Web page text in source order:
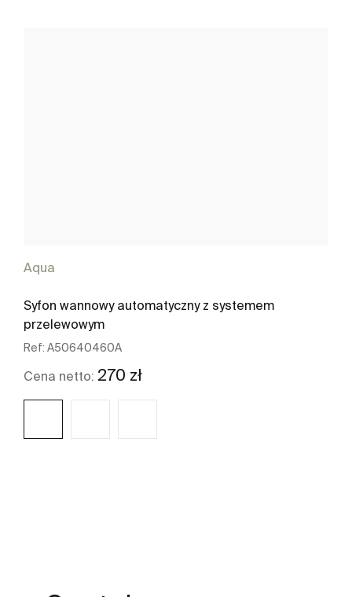
Aqua
Syfon wannowy automatyczny z systemem
przelewowym
Ref: A50640460A
Cena netto: 270 zł